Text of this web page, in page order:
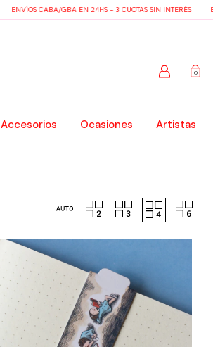
ENVÍOS CABA/GBA EN 24HS - 3 CUOTAS SIN INTERÉS
0
Accesorios Ocasiones Artistas